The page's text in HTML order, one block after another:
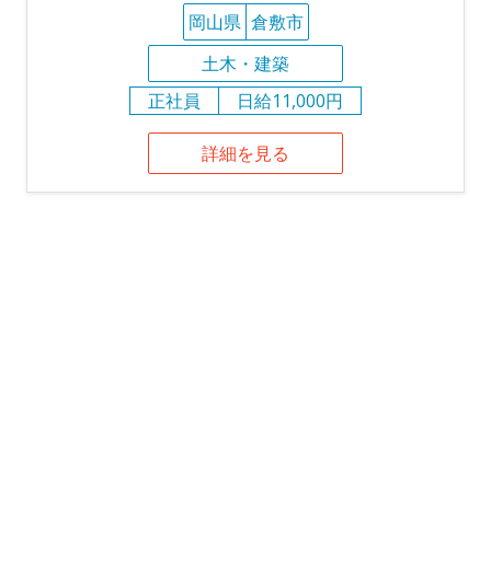
岡山県 倉敷市
土木・建築
正社員
日給11,000円
詳細を見る